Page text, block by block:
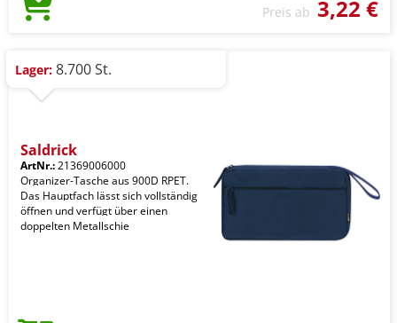
Preis ab 3,22 €
Lager: 8.700 St.
Saldrick
ArtNr.:21369006000
Organizer-Tasche aus 900D RPET.
Das Hauptfach lässt sich vollständig
öffnen und verfügt über einen
doppelten Metallschie